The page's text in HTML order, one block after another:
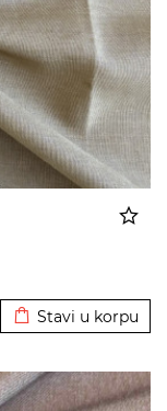
Stavi u korpu